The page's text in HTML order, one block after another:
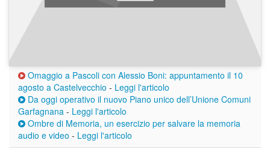
Omaggio a Pascoli con Alessio Boni: appuntamento il 10
agosto a Castelvecchio - Leggi l'articolo
Da oggi operativo il nuovo Piano unico dell’Unione Comuni
Garfagnana - Leggi l'articolo
Ombre di Memoria, un esercizio per salvare la memoria
audio e video - Leggi l'articolo